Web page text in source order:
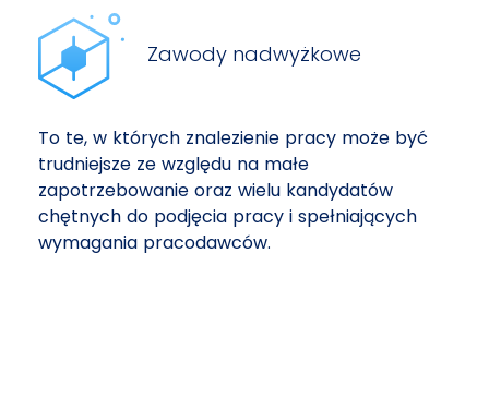
Zawody nadwyżkowe
To te, w których znalezienie pracy może być
trudniejsze ze względu na małe
zapotrzebowanie oraz wielu kandydatów
chętnych do podjęcia pracy i spełniających
wymagania pracodawców.